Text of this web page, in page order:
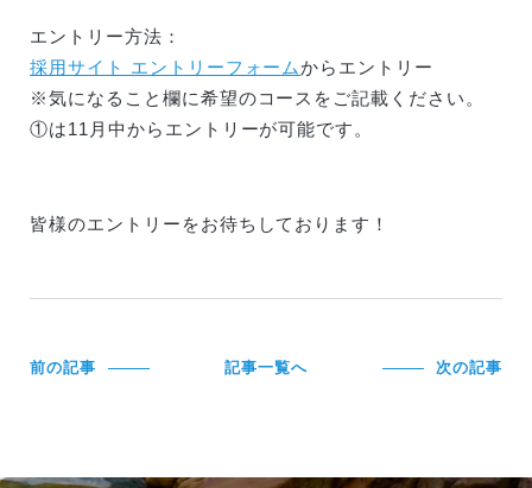
エントリー方法：
採用サイト エントリーフォームからエントリー
※気になること欄に希望のコースをご記載ください。
①は11月中からエントリーが可能です。
皆様のエントリーをお待ちしております！
前の記事 記事一覧へ 次の記事